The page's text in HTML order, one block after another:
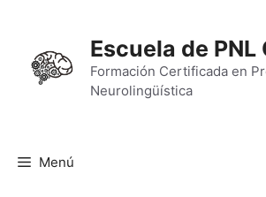
contenido
Escuela de PNL
Formación Certificada en
Neurolingüística
Menú